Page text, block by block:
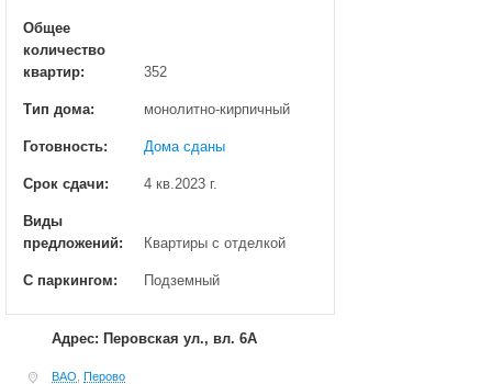
Общее
количество
квартир:
352
Тип дома: монолитно-кирпичный
Готовность: Дома сданы
Срок сдачи: 4 кв.2023 г.
Виды
предложений:
Квартиры с отделкой
С паркингом: Подземный
Адрес: Перовская ул., вл. 6А
ВАО Перово